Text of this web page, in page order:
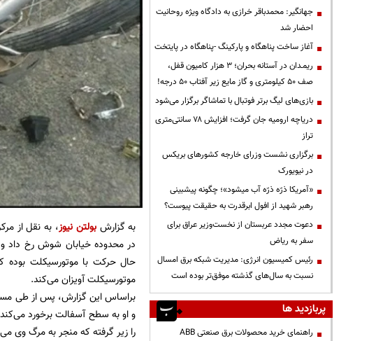
به گزارشبولتن نیوز، به نقل از
حال حرکت با موتورسیکلت‌ بوده
موتورسیکلت آویزان می‌کند.
براساس این گزارش، پس از طی
و او به سطح آسفالت برخورد
را زیر گرفته که منجر به مرگ وی
جهانگیر: محمدباقر خرازی به دادگاه ویژه روحانیت
احضار شد
آغاز ساخت پناهگاه و پارکینگ -پناهگاه در پایتخت
ریمـدان در آستانه بحران؛ ۳ هزار کامیون قفل،
صف ۵۰ کیلومتری و گاز مایع زیر آفتاب ۵۰ درجه!
بازی‌های لیگ برتر فوتبال با تماشاگر برگزار می‌شود
دریاچه ارومیه جان گرفت؛ افزایش ۷۸ سانتی‌متری
تراز
برگزاری نشست وزرای خارجه کشورهای بریکس
در نیویورک
«آمریکا ذرّه ذرّه آب میشود»؛ چگونه پیشبینی
رهبر شهید از افول ابرقدرت به حقیقت پیوست؟
دعوت مجدد عربستان از نخست‌وزیر عراق برای
سفر به ریاض
رئیس کمیسیون انرژی: مدیریت شبکه برق امسال
نسبت به سال‌های گذشته موفق‌تر بوده است
پربازدید ها
راهنمای خرید محصولات برق صنعتی ABB